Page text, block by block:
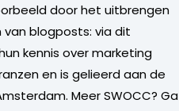
door het uitbrengen
van blogposts: via dit
kennis over marketing
en is gelieerd aan de
Meer SWOCC? Ga